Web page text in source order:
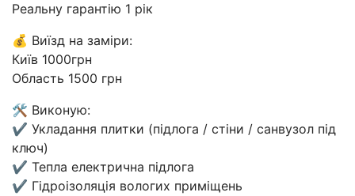
Реальну гарантію 1 рік
💰 Виїзд на заміри:
Київ 1000грн
Область 1500 грн
🛠 Виконую:
✔ Укладання плитки (підлога / стіни / санвузол під
ключ)
✔ Тепла електрична підлога
✔ Гідроізоляція вологих приміщень